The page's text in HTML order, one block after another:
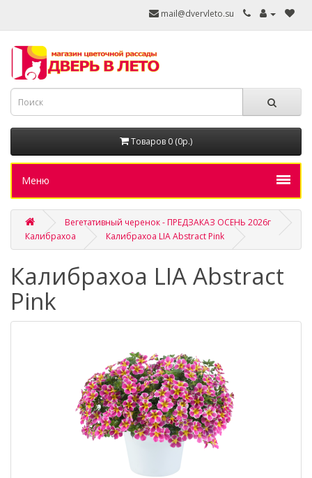
mail@dvervleto.su
Товаров 0 (0р.)
Меню
Вегетативный черенок - ПРЕДЗАКАЗ ОСЕНЬ 2026г
Калибрахоа
Калибрахоа LIA Abstract Pink
Калибрахоа LIA Abstract
Pink